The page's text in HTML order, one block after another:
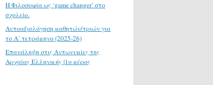
H Φιλοσοφία ως ‘game changer’ στο
σχολείο.
Αυτοαξιολόγηση μαθητών/τριών για
το Α΄ τετράμηνο (2025-26)
Επανάληψη στις Αντωνυμίες της
Αρχαίας Ελληνικής |1ο μέρος